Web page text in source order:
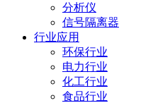
分析仪
信号隔离器
行业应用
环保行业
电力行业
化工行业
食品行业